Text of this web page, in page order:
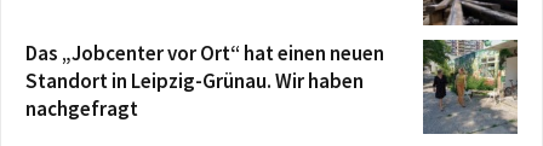
Das „Jobcenter vor Ort“ hat einen neuen
Standort in Leipzig-Grünau. Wir haben
nachgefragt